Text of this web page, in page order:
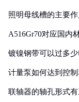
照明母线槽的主要
A516Gr70对应国内
镀镍钢带可以过多
计量泵如何达到控
联轴器的轴孔形式